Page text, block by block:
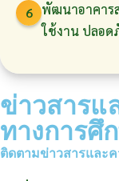
6 พัฒนาอาคาร
ใช้งาน ปลอด
ข่าวสารแ
ทางการศึ
ติดตามข่าวสารและค